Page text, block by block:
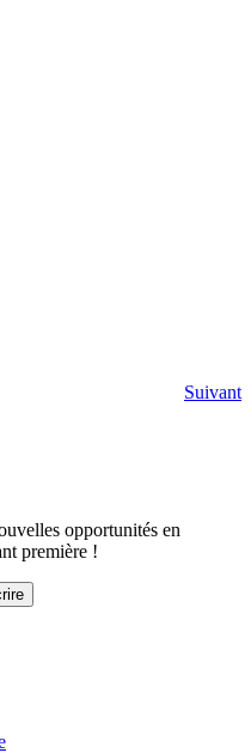
Suivant
opportunités en
première !